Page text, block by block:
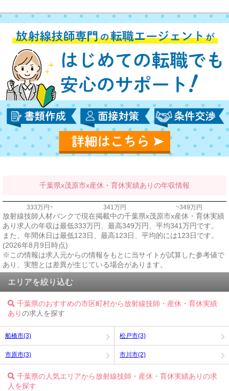
千葉県x茂原市x産休・育休実績ありの年収情報
333万円~ 341万円 ~349万円
放射線技師人材バンクで現在掲載中の千葉県x茂原市x産休・育休実績
あり求人の年収は最低333万円、最高349万円、平均341万円です。
また、年間休日は最低123日、最高123日、平均的には123日です。
(2026年8月9日時点)
※この情報は求人元からの情報をもとに当サイトが試算した参考値で
あり、実態とは差異が生じている場合があります。
エリアを絞り込む
千葉県のおすすめの市区町村から放射線技師・産休・育休実績
ありの求人を探す
船橋市(3) 松戸市(3)
市原市(3) 市川市(2)
千葉県の人気エリアから放射線技師・産休・育休実績ありの求
人を探す